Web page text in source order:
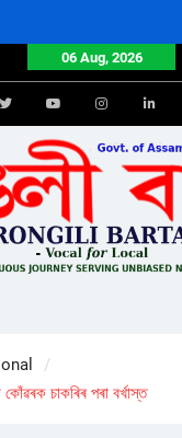
06 Aug, 2026
TwitterYoutube
কোঁৱৰক চাকৰিৰ পৰা বৰ্খাস্ত